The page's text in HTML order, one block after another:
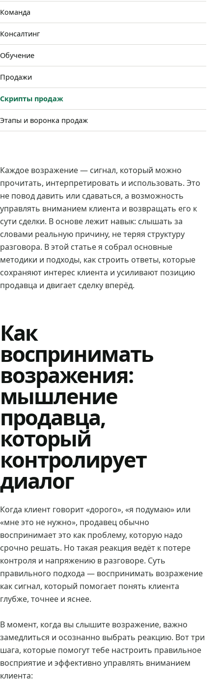
Каждое возражение — сигнал, который можно
прочитать, интерпретировать и использовать. Это
не повод давить или сдаваться, а возможность
управлять вниманием клиента и возвращать его к
сути сделки. В основе лежит навык: слышать за
словами реальную причину, не теряя структуру
разговора. В этой статье я собрал основные
методики и подходы, как строить ответы, которые
сохраняют интерес клиента и усиливают позицию
продавца и двигает сделку вперёд.
Как
воспринимать
возражения:
мышление
продавца,
который
контролирует
диалог
Когда клиент говорит «дорого», «я подумаю» или
«мне это не нужно», продавец обычно
воспринимает это как проблему, которую надо
срочно решать. Но такая реакция ведёт к потере
контроля и напряжению в разговоре. Суть
правильного подхода — воспринимать возражение
как сигнал, который помогает понять клиента
глубже, точнее и яснее.
В момент, когда вы слышите возражение, важно
замедлиться и осознанно выбрать реакцию. Вот три
шага, которые помогут тебе настроить правильное
восприятие и эффективно управлять вниманием
клиента:
Команда
Консалтинг
Обучение
Продажи
Скрипты продаж
Этапы и воронка продаж